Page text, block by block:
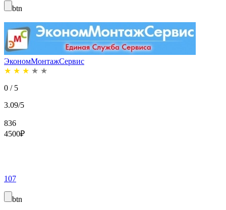
btn
ЭкономМонтажСервис
★ ★ ★ ★ ★
0 / 5
3.09/5
836
4500₽
107
btn